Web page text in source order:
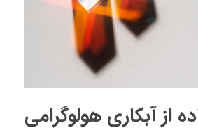
از آبکاری هولوگرامی